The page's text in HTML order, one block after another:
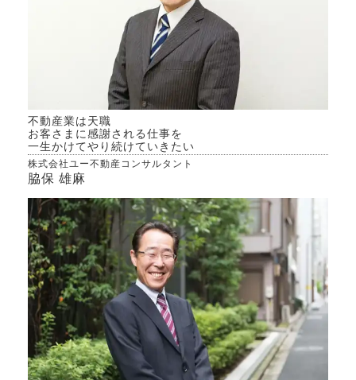
不動産業は天職
お客さまに感謝される仕事を
一生かけてやり続けていきたい
株式会社ユー不動産コンサルタント
脇保 雄麻